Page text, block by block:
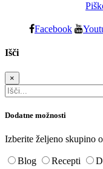
Facebook
Išči
×
Dodatne možnosti
Izberite željeno skupino
Blog Recepti